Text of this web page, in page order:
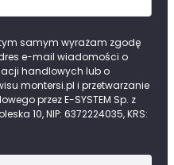
samym wyrażam zgodę
e-mail wiadomości o
handlowych lub o
montersi.pl i przetwarzanie
przez E-SYSTEM Sp. z
10, NIP: 6372224035, KRS: